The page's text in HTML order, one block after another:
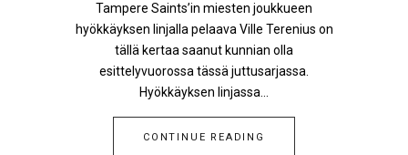
Tampere Saints’in miesten joukkueen
hyökkäyksen linjalla pelaava Ville Terenius on
tällä kertaa saanut kunnian olla
esittelyvuorossa tässä juttusarjassa.
Hyökkäyksen linjassa...
CONTINUE READING